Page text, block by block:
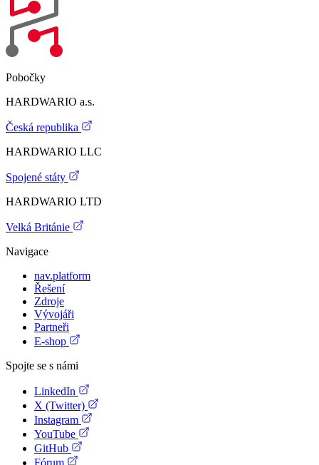
Pobočky
HARDWARIO a.s.
Česká republika
HARDWARIO LLC
Spojené státy
HARDWARIO LTD
Velká Británie
Navigace
nav.platform
Řešení
Zdroje
Vývojáři
Partneři
E-shop
Spojte se s námi
LinkedIn
X (Twitter)
Instagram
YouTube
GitHub
Fórum